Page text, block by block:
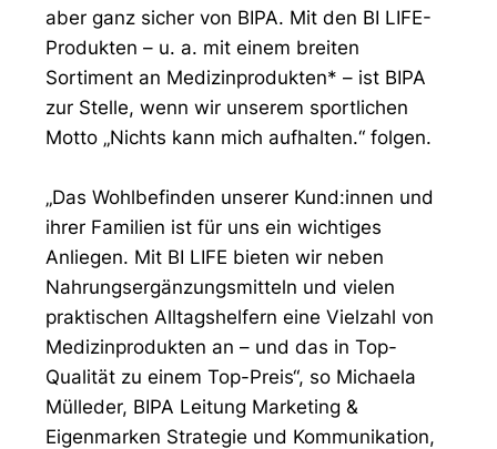
aber ganz sicher von BIPA. Mit den BI LIFE-
Produkten – u. a. mit einem breiten
Sortiment an Medizinprodukten* – ist BIPA
zur Stelle, wenn wir unserem sportlichen
Motto „Nichts kann mich aufhalten.“ folgen.
„Das Wohlbefinden unserer Kund:innen und
ihrer Familien ist für uns ein wichtiges
Anliegen. Mit BI LIFE bieten wir neben
Nahrungsergänzungsmitteln und vielen
praktischen Alltagshelfern eine Vielzahl von
Medizinprodukten an – und das in Top-
Qualität zu einem Top-Preis“, so Michaela
Mülleder, BIPA Leitung Marketing &
Eigenmarken Strategie und Kommunikation,